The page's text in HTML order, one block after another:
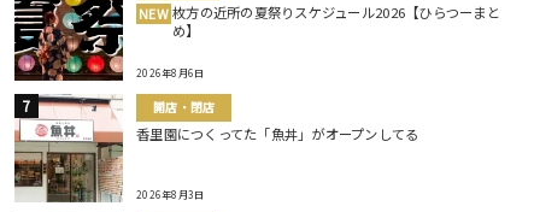
NEW 枚方の近所の夏祭りスケジュール2026【ひらつーまと
め】
2026年8月6日
開店・閉店
香里園につくってた「魚丼」がオープンしてる
2026年8月3日